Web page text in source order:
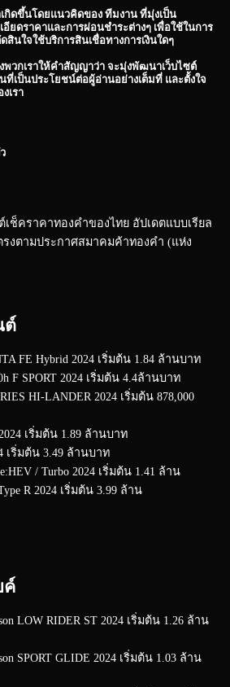
เกิดขึ้นโดยแนวคิดของ ทีมงาน ที่มุ่งเป็น
ยดราคาและการผ่อนชำระต่างๆ เพื่อใช้ในการ
สินใจใช้บริการสินเชื่อทางการเงินใดๆ
พวกเราให้คำสัญญาว่า จะมุ่งพัฒนาเว็บไซต์
เป็นประโยชน์ต่อผู้อ่านอย่างเต็มที่ และตั้งใจ
เรา
เช็คราคาทองคำของไทย อัปเดตแบบเรียล
รงตามประกาศสมาคมค้าทองคำ (แห่ง
ต์
FE Hybrid 2024 เริ่มต้น 1.84 ล้านบาท
F SPORT 2024 เริ่มต้น 4.4ล้านบาท
HI-LANDER 2024 เริ่มต้น 878,000
เริ่มต้น 1.89 ล้านบาท
เริ่มต้น 3.49 ล้านบาท
/ Turbo 2024 เริ่มต้น 1.41 ล้าน
R 2024 เริ่มต้น 3.99 ล้าน
ค์
LOW RIDER ST 2024 เริ่มต้น 1.26 ล้าน
SPORT GLIDE 2024 เริ่มต้น 1.03 ล้าน